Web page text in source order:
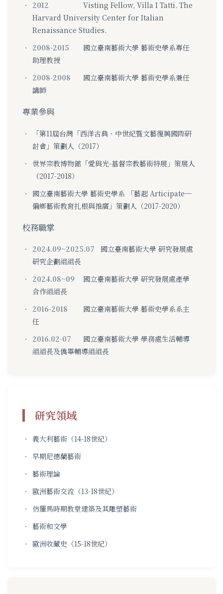
2012
Visting Fellow, Villa I Tatti. The
Harvard University Center for Italian
Renaissance Studies.
2008-2015
國立臺南藝術大學 藝術史學系專任
助理教授
2008-2008
國立臺南藝術大學 藝術史學系兼任
講師
專業參與
「第11屆台灣「西洋古典、中世紀暨文藝復興國際研
討會」策劃人（2017）
世界宗教博物館「愛與光-基督宗教藝術特展」策展人
（2017-2018）
國立臺南藝術大學 藝術史學系 「藝起 Articipate─
偏鄉藝術教育扎根與推廣」策劃人（2017-2020）
校務職掌
2024.09~2025.07
國立臺南藝術大學 研究發展處
研究企劃組組長
2024.08~09
國立臺南藝術大學 研究發展處產學
合作組組長
2016-2018
國立臺南藝術大學 藝術史學系系主
任
2016.02-07
國立臺南藝術大學 學務處生活輔導
組組長及僑畢輔導組組長
研究領域
義大利藝術（14-18世紀）
早期尼德蘭藝術
藝術理論
歐洲藝術交流（13-18世紀）
仿羅馬時期教堂建築及其雕塑藝術
藝術和文學
歐洲收藏史（15-18世紀）